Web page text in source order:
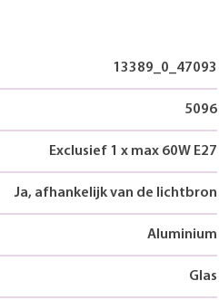
13389_0_47093
5096
Exclusief 1 x max 60W E27
Ja, afhankelijk van de lichtbron
Aluminium
Glas